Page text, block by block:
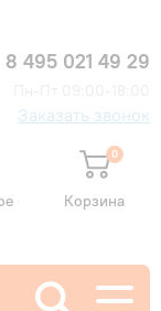
8 495 021 49 29
Заказать звонок
0
Корзина